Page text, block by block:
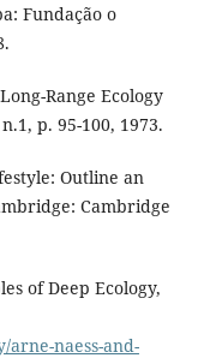
Fundação o
Range Ecology
p. 95-100, 1973.
Outline an
Cambridge
of Deep Ecology,
naess-and-